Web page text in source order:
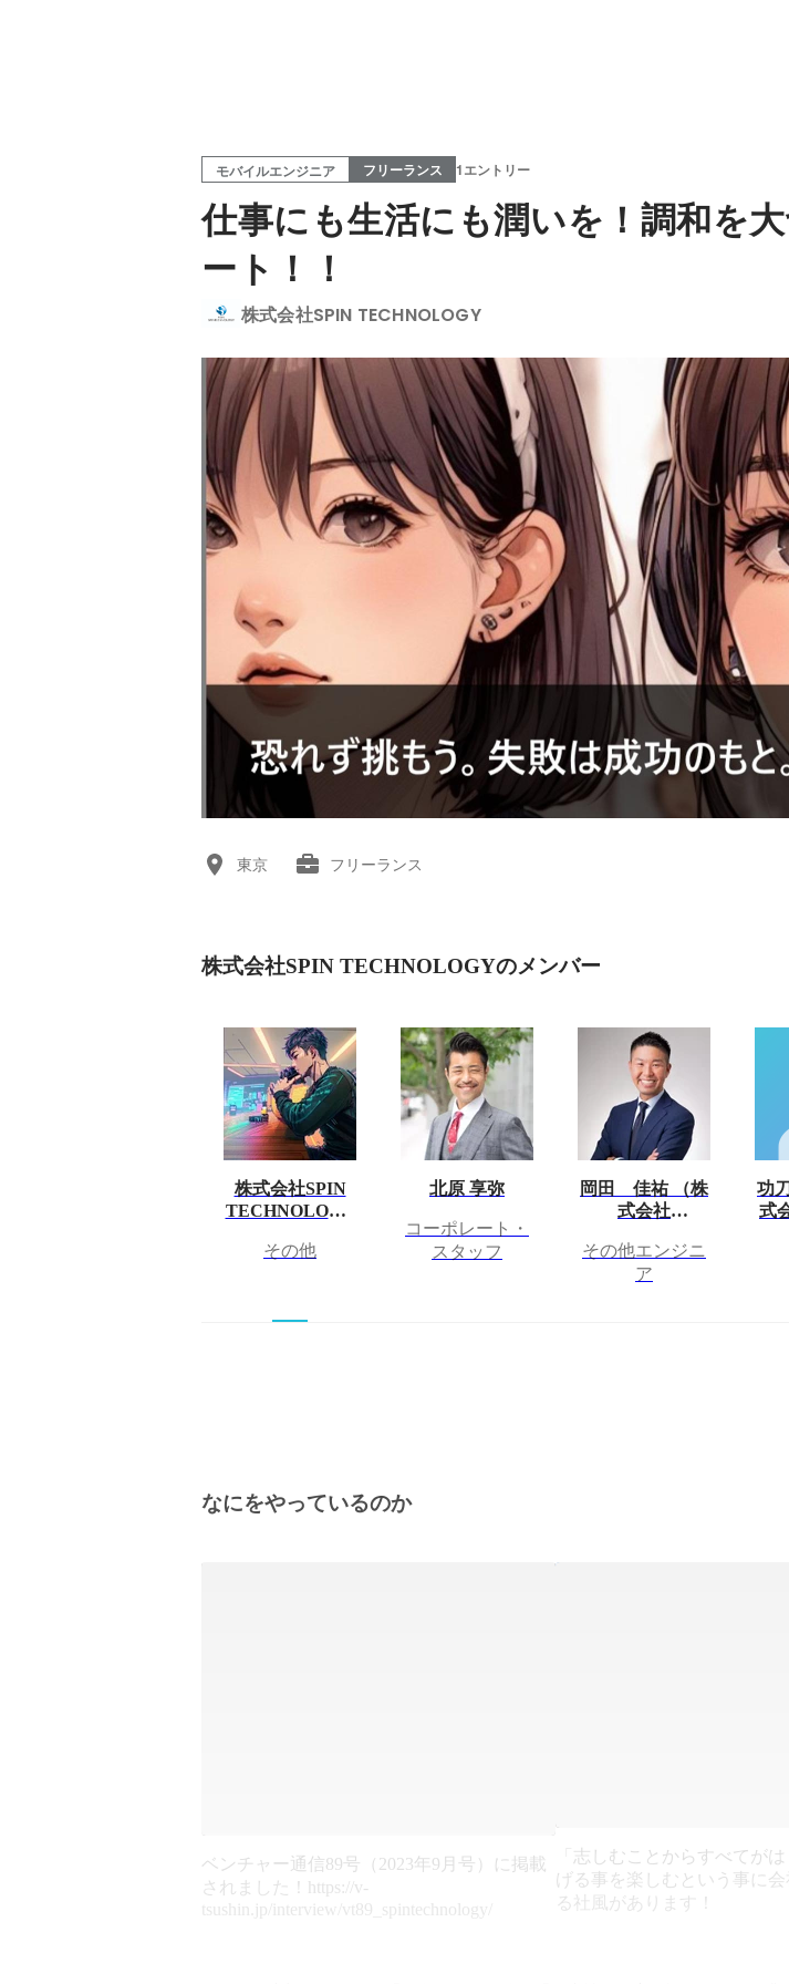
モバイルエンジニア フリーランス 1エントリー
仕事にも生活にも潤いを！調和を
ート！！
株式会社SPIN TECHNOLOGY
東京 フリーランス
株式会社SPIN TECHNOLOGYのメンバー
株式会社SPIN
TECHNOLOGY
その他
北原 享弥
コーポレート・
スタッフ
岡田 佳祐 （株
式会社
OGY）
その他エンジニ
ア
功
式
なにをやっているのか
ベンチャー通信89号（2023年9月号）に掲載
されました！https://v-
tsushin.jp/interview/vt89_spintechnology/
「志しむことからすべてが
げる事を楽しむという事に会
る社風があります！